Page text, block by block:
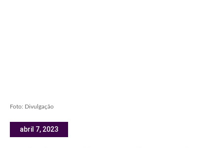
Foto: Divulgação
abril 7, 2023